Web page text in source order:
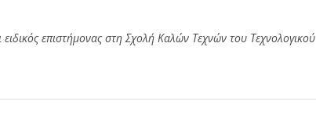
επιστήμονας στη Σχολή Καλών Τεχνών του Τεχνολογικού